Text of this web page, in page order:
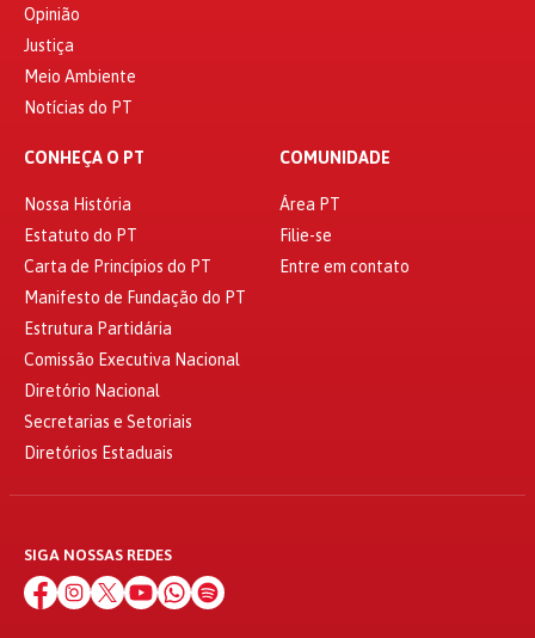
Opinião
Justiça
Meio Ambiente
Notícias do PT
CONHEÇA O PT
Nossa História
Estatuto do PT
Carta de Princípios do PT
Manifesto de Fundação do PT
Estrutura Partidária
Comissão Executiva Nacional
Diretório Nacional
Secretarias e Setoriais
Diretórios Estaduais
COMUNIDADE
Área PT
Filie-se
Entre em contato
SIGA NOSSAS REDES